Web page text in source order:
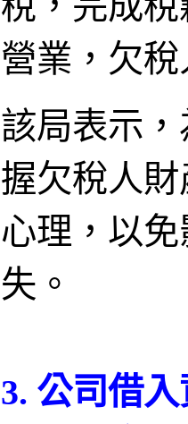
營業，欠
該局表示
握欠稅人
心理，以
失。
3. 公司借